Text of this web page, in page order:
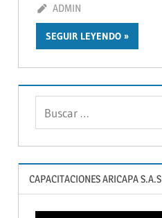
ABRIL 15, 2019
ADMIN
SEGUIR LEYENDO
CAPACITACIONES ARICAPA S.A.S